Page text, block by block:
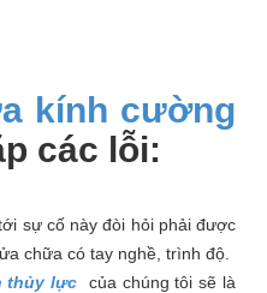
kính cường
các lỗi:
sự cố này đòi hỏi phải được
chữa có tay nghề, trình độ.
thủy lực
của chúng tôi sẽ là